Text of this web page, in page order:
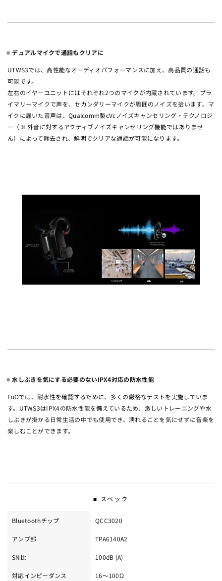
デュアルマイクで通話もクリアに
UTWS3では、高性能なオーディオパフォーマンスに加え、高品質の通話も
可能です。
左右のイヤーユニットにはそれぞれ2つのマイクが内蔵されています。プラ
イマリーマイクで声を、セカンダリーマイクが周囲のノイズを拾います。マ
イクに届いた音声は、Qualcomm製cVcノイズキャンセリング・テクノロジ
ー（※ 外音に対するアクティブノイズキャンセリング機能ではありませ
ん）によって除去され、鮮明でクリアな通話が可能になります。
水しぶきを気にする必要のないIPX4対応の防水性能
FiiOでは、耐水性を確認するために、多くの厳格なテストを実施していま
す。UTWS3はIPX4の防水性能を備えているため、激しいトレーニングや水
しぶきが掛かる日常生活の中でも使用でき、濡れることを気にせずに音楽を
楽しむことができます。
■ スペック
Bluetoothチップ QCC3020
アンプ部 TPA6140A2
SN比 100dB (A)
対応インピーダンス 16〜100Ω